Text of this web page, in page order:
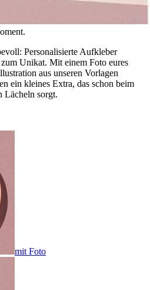
Personalisierte Aufkleber
Unikat. Mit einem Foto eures
aus unseren Vorlagen
ein kleines Extra, das schon beim
Lächeln sorgt.
mit Foto